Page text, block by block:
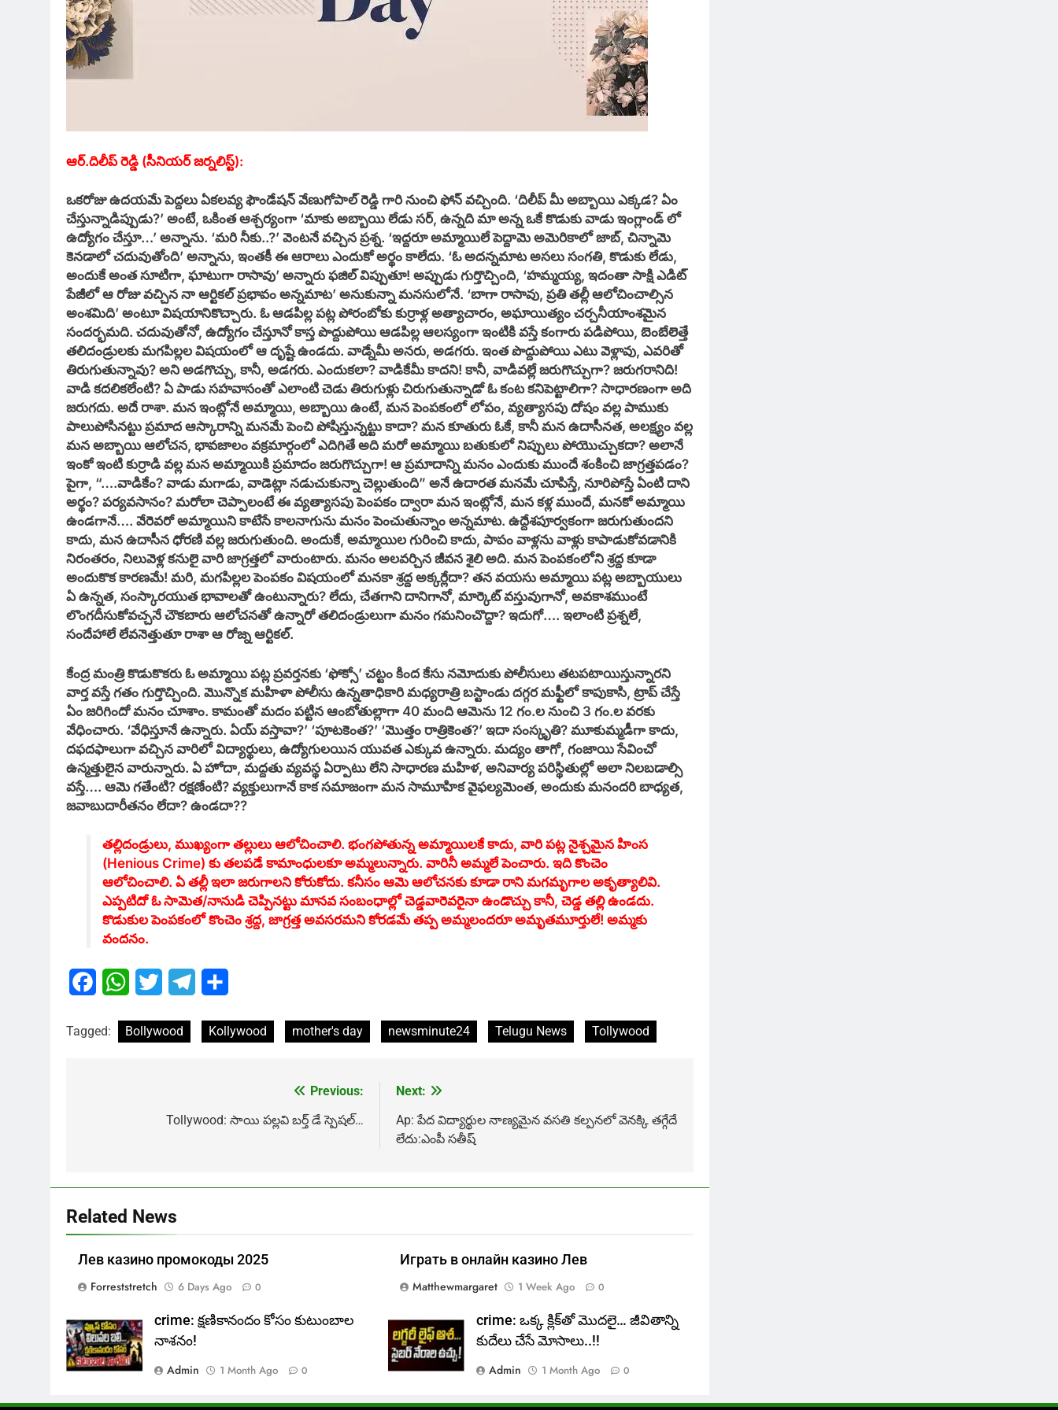
ఆర్.దిలీప్ రెడ్డి (సీనియర్ జర్నలిస్ట్):
ఒకరోజు ఉదయమే పెద్దలు ఏకలవ్య ఫౌండేషన్ వేణుగోపాల్ రెడ్డి గారి నుంచి ఫోన్ వచ్చింది. ‘దిలీప్ మీ అబ్బాయి ఎక్కడ? ఏం
చేస్తున్నాడిప్పుడు?’ అంటే, ఒకింత ఆశ్చర్యంగా ‘మాకు అబ్బాయి లేడు సర్, ఉన్నది మా అన్న ఒకే కొడుకు వాడు ఇంగ్లాండ్ లో
ఉద్యోగం చేస్తూ…’ అన్నాను. ‘మరి నీకు..?’ వెంటనే వచ్చిన ప్రశ్న. ‘ఇద్దరూ అమ్మాయిలే పెద్దామె అమెరికాలో జాబ్, చిన్నామె
కెనడాలో చదువుతోంది’ అన్నాను, ఇంతకీ ఈ ఆరాలు ఎందుకో అర్థం కాలేదు. ‘ఓ అదన్నమాట అసలు సంగతి, కొడుకు లేడు,
అందుకే అంత సూటిగా, ఘాటుగా రాసావు’ అన్నారు ఫజిల్ విప్పుతూ! అప్పుడు గుర్తొచ్చింది, ‘హమ్మయ్య, ఇదంతా సాక్షి ఎడిట్
పేజీలో ఆ రోజు వచ్చిన నా ఆర్టికల్ ప్రభావం అన్నమాట’ అనుకున్నా మనసులోనే. ‘బాగా రాసావు, ప్రతి తల్లీ ఆలోచించాల్సిన
అంశమిది’ అంటూ విషయానికొచ్చారు. ఓ ఆడపిల్ల పట్ల పోరంబోకు కుర్రాళ్ల అత్యాచారం, అఘాయిత్యం చర్చనీయాంశమైన
సందర్భమది. చదువుతోనో, ఉద్యోగం చేస్తూనో కాస్త పొద్దుపోయి ఆడపిల్ల ఆలస్యంగా ఇంటికి వస్తే కంగారు పడిపోయి, బెంబేలెత్తే
తలిదండ్రులకు మగపిల్లల విషయంలో ఆ దృష్టే ఉండదు. వాడ్నేమీ అనరు, అడగరు. ఇంత పొద్దుపోయి ఎటు వెళ్లావు, ఎవరితో
తిరుగుతున్నావు? అని అడగొచ్చు, కానీ, అడగరు. ఎందుకలా? వాడికేమీ కాదని! కానీ, వాడివల్లే జరుగొచ్చుగా? జరుగరానిది!
వాడి కదలికలేంటి? ఏ పాడు సహవాసంతో ఎలాంటి చెడు తిరుగుళ్లు చిరుగుతున్నాడో ఓ కంట కనిపెట్టాలిగా? సాధారణంగా అది
జరుగదు. అదే రాశా. మన ఇంట్లోనే అమ్మాయి, అబ్బాయి ఉంటే, మన పెంపకంలో లోపం, వ్యత్యాసపు దోషం వల్ల పాముకు
పాలుపోసినట్టు ప్రమాద ఆస్కారాన్ని మనమే పెంచి పోషిస్తున్నట్టు కాదా? మన కూతురు ఓకే, కానీ మన ఉదాసీనత, అలక్ష్యం వల్ల
మన అబ్బాయి ఆలోచన, భావజాలం వక్రమార్గంలో ఎదిగితే అది మరో అమ్మాయి బతుకులో నిప్పులు పోయొచ్చుకదా? అలానే
ఇంకో ఇంటి కుర్రాడి వల్ల మన అమ్మాయికి ప్రమాదం జరుగొచ్చుగా! ఆ ప్రమాదాన్ని మనం ఎందుకు ముందే శంకించి జాగ్రత్తపడం?
పైగా, “….వాడికేం? వాడు మగాడు, వాడెట్లా నడుచుకున్నా చెల్లుతుంది” అనే ఉదారత మనమే చూపిస్తే, నూరిపోస్తే ఏంటి దాని
అర్థం? పర్యవసానం? మరోలా చెప్పాలంటే ఈ వ్యత్యాసపు పెంపకం ద్వారా మన ఇంట్లోనే, మన కళ్ల ముందే, మనకో అమ్మాయి
ఉండగానే…. వేరెవరో అమ్మాయిని కాటేసే కాలనాగును మనం పెంచుతున్నాం అన్నమాట. ఉద్దేశపూర్వకంగా జరుగుతుందని
కాదు, మన ఉదాసీన ధోరణి వల్ల జరుగుతుంది. అందుకే, అమ్మాయిల గురించి కాదు, పాపం వాళ్లను వాళ్లు కాపాడుకోవడానికి
నిరంతరం, నిలువెళ్ల కనులై వారి జాగ్రత్తలో వారుంటారు. మనం అలవర్చిన జీవన శైలి అది. మన పెంపకంలోని శ్రద్ద కూడా
అందుకొక కారణమే! మరి, మగపిల్లల పెంపకం విషయంలో మనకా శ్రద్ద అక్కర్లేదా? తన వయసు అమ్మాయి పట్ల అబ్బాయులు
ఏ ఉన్నత, సంస్కారయుత భావాలతో ఉంటున్నారు? లేదు, చేతగాని దానిగానో, మార్కెట్ వస్తువుగానో, అవకాశముంటే
లొంగదీసుకోవచ్చనే చౌకబారు ఆలోచనతో ఉన్నారో తలిదండ్రులుగా మనం గమనించొద్దా? ఇదుగో…. ఇలాంటి ప్రశ్నలే,
సందేహాలే లేవనెత్తుతూ రాశా ఆ రోజ్న ఆర్టికల్.
కేంద్ర మంత్రి కొడుకొకరు ఓ అమ్మాయి పట్ల ప్రవర్తనకు ‘ఫోక్సో’ చట్టం కింద కేసు నమోదుకు పోలీసులు తటపటాయిస్తున్నారని
వార్త వస్తే గతం గుర్తొచ్చింది. మొన్నొక మహిళా పోలీసు ఉన్నతాధికారి మధ్యరాత్రి బస్టాండు దగ్గర మఫ్టీలో కాపుకాసి, ట్రాప్ చేస్తే
ఏం జరిగిందో మనం చూశాం. కామంతో మదం పట్టిన ఆంబోతుల్లాగా 40 మంది ఆమెను 12 గం.ల నుంచి 3 గం.ల వరకు
వేధించారు. ‘వేధిస్తూనే ఉన్నారు. ఏయ్ వస్తావా?’ ‘పూటకెంత?’ ‘మొత్తం రాత్రికెంత?’ ఇదా సంస్కృతి? మూకుమ్మడీగా కాదు,
దఫదఫాలుగా వచ్చిన వారిలో విద్యార్థులు, ఉద్యోగులయిన యువత ఎక్కువ ఉన్నారు. మద్యం తాగో, గంజాయి సేవించో
ఉన్మత్తులైన వారున్నారు. ఏ హోదా, మద్దతు వ్యవస్థ ఏర్పాటు లేని సాధారణ మహిళ, అనివార్య పరిస్థితుల్లో అలా నిలబడాల్సి
వస్తే…. ఆమె గతేంటి? రక్షణేంటి? వ్యక్తులుగానే కాక సమాజంగా మన సామూహిక వైఫల్యమెంత, అందుకు మనందరి బాధ్యత,
జవాబుదారీతనం లేదా? ఉండదా??
తల్లిదండ్రులు, ముఖ్యంగా తల్లులు ఆలోచించాలి. భంగపోతున్న అమ్మాయిలకే కాదు, వారి పట్ల నైశ్చమైన హింస
(Henious Crime) కు తలపడే కామాంధులకూ అమ్మలున్నారు. వారినీ అమ్మలే పెంచారు. ఇది కొంచెం
ఆలోచించాలి. ఏ తల్లీ ఇలా జరుగాలని కోరుకోదు. కనీసం ఆమె ఆలోచనకు కూడా రాని మగమృగాల అకృత్యాలివి.
ఎప్పటిదో ఓ సామెత/నానుడి చెప్పినట్టు మానవ సంబంధాల్లో చెడ్డవారెవరైనా ఉండొచ్చు కానీ, చెడ్డ తల్లి ఉండదు.
కొడుకుల పెంపకంలో కొంచెం శ్రద్ద, జాగ్రత్త అవసరమని కోరడమే తప్ప అమ్మలందరూ అమృతమూర్తులే! అమ్మకు
వందనం.
FacebookWhatsApp
Twitter Telegram
Tagged: Bollywood Kollywood mother's day newsminute24 Telugu News Tollywood
navigation
Previous:
Tollywood: సాయి పల్లవి బర్త్ డే స్పెషల్…
Next:
Ap: పేద విద్యార్థుల నాణ్యమైన వసతి కల్పనలో వెనక్కి తగ్గేదే
లేదు:ఎంపీ సతీష్
Related News
Лев казино промокоды 2025
Forreststretch
6 Days Ago 0
Играть в онлайн казино Лев
Matthewmargaret
1 Week Ago 0
crime: క్షణికానందం కోసం కుటుంబాల
నాశనం!
Admin
1 Month Ago 0
crime: ఒక్క క్లిక్‌తో మొదలై… జీవితాన్ని
కుదేలు చేసే మోసాలు..!!
Admin
1 Month Ago 0